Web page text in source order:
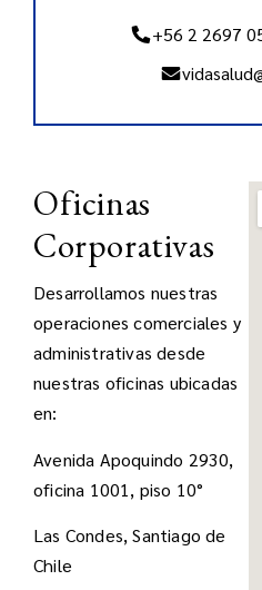
+56 2 2697
Oficinas
Corporativas
Desarrollamos nuestras
operaciones comerciales y
administrativas desde
nuestras oficinas ubicadas
en:
Avenida Apoquindo 2930,
oficina 1001, piso 10°
Las Condes, Santiago de
Chile